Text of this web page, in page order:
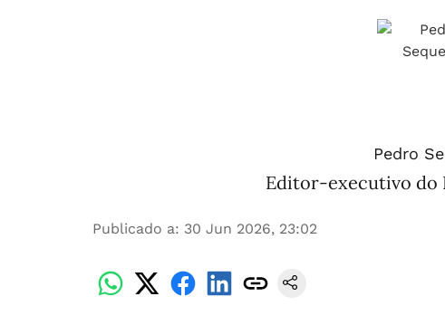
Pedro
Editor-executivo do
Publicado a: 30 Jun 2026, 23:02